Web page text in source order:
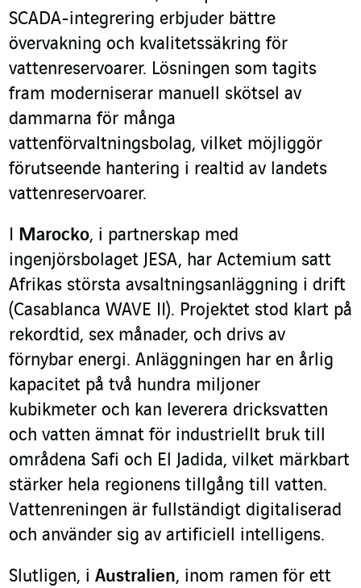
SCADA-integrering erbjuder bättre
övervakning och kvalitetssäkring för
vattenreservoarer. Lösningen som tagits
fram moderniserar manuell skötsel av
dammarna för många
vattenförvaltningsbolag, vilket möjliggör
förutseende hantering i realtid av landets
vattenreservoarer.
I Marocko, i partnerskap med
ingenjörsbolaget JESA, har Actemium satt
Afrikas största avsaltningsanläggning i drift
(Casablanca WAVE II). Projektet stod klart på
rekordtid, sex månader, och drivs av
förnybar energi. Anläggningen har en årlig
kapacitet på två hundra miljoner
kubikmeter och kan leverera dricksvatten
och vatten ämnat för industriellt bruk till
områdena Safi och El Jadida, vilket märkbart
stärker hela regionens tillgång till vatten.
Vattenreningen är fullständigt digitaliserad
och använder sig av artificiell intelligens.
Slutligen, i Australien, inom ramen för ett